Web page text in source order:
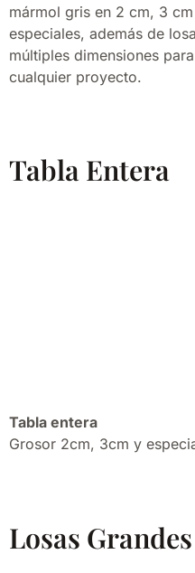
mármol gris en 2 cm, 3
especiales, además de
múltiples dimensiones
cualquier proyecto.
Tabla Entera
Tabla entera
Grosor 2cm, 3cm y
Losas Grandes